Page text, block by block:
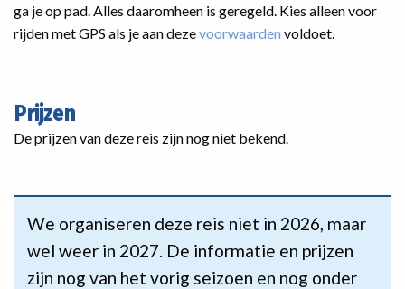
ga je op pad. Alles daaromheen is geregeld. Kies alleen voor
rijden met GPS als je aan dezevoorwaarden voldoet.
Prijzen
De prijzen van deze reis zijn nog niet bekend.
We organiseren deze reis niet in 2026, maar
wel weer in 2027. De informatie en prijzen
zijn nog van het vorig seizoen en nog onder